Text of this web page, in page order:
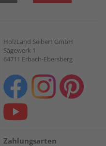
HolzLand Seibert GmbH
Sägewerk 1
64711 Erbach-Ebersberg
Zahlungsarten